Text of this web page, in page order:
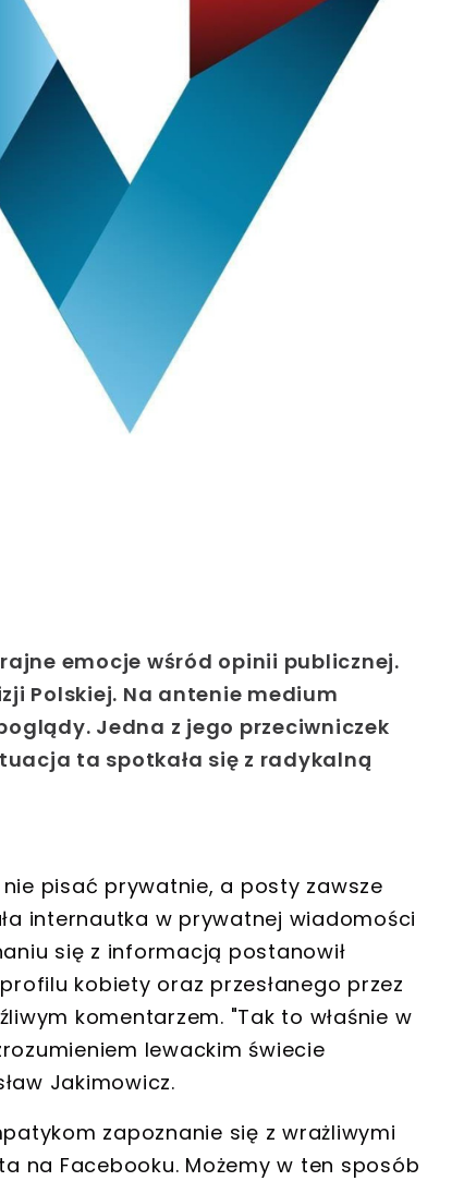
emocje wśród opinii publicznej.
Polskiej. Na antenie medium
Jedna z jego przeciwniczek
ta spotkała się z radykalną
pisać prywatnie, a posty zawsze
internautka w prywatnej wiadomości
się z informacją postanowił
kobiety oraz przesłanego przez
komentarzem. "Tak to właśnie w
lewackim świecie
Jakimowicz.
zapoznanie się z wrażliwymi
na Facebooku. Możemy w ten sposób